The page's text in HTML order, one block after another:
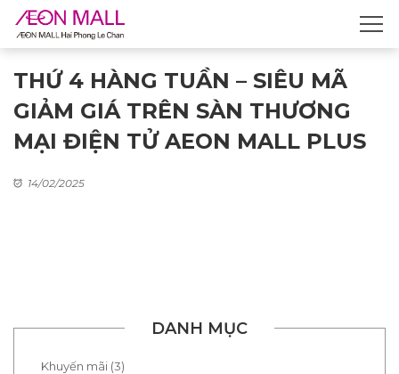
THỨ 4 HÀNG TUẦN – SIÊU MÃ
GIẢM GIÁ TRÊN SÀN THƯƠNG
MẠI ĐIỆN TỬ AEON MALL PLUS
14/02/2025
DANH MỤC
Khuyến mãi (3)